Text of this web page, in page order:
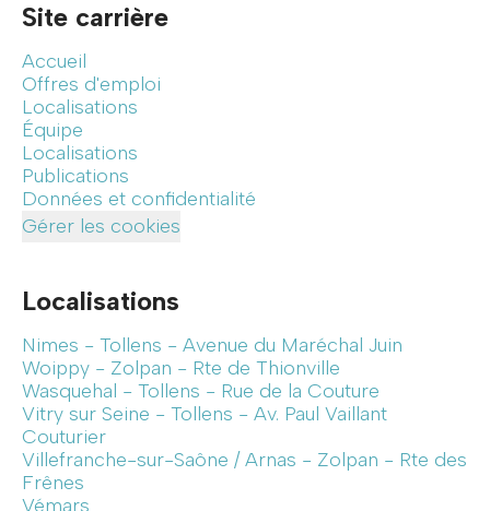
Site carrière
Accueil
Offres d'emploi
Localisations
Équipe
Localisations
Publications
Données et confidentialité
Gérer les cookies
Localisations
Nimes - Tollens - Avenue du Maréchal Juin
Woippy - Zolpan - Rte de Thionville
Wasquehal - Tollens - Rue de la Couture
Vitry sur Seine - Tollens - Av. Paul Vaillant
Couturier
Villefranche-sur-Saône / Arnas - Zolpan - Rte des
Frênes
Vémars